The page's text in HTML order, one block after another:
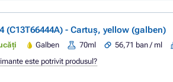
(C13T66444A) - Cartuș, yellow (galben)
Galben 70ml
56,71 ban / ml
este potrivit produsul?